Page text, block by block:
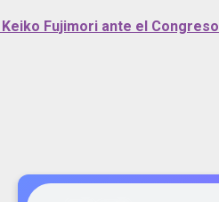
Fujimori ante el Congreso